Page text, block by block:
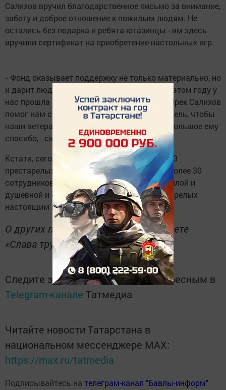
Салихов вручил благодарственное письмо за внимание,
заботу и доброе отношение к пожилым людям. Не
остались без подарка и ребята-ютазинцы - им здесь
вручили сертификат на приобретение настольных игр.
- Фонд оказывает поддержку не только материально, но
и дарит людям радость, душевное тепло. В этом году у
нас прошла акция «Дорогой наш ветеран» Ирек Салихов
помог нам с оснащением комнат, купил мебель, чтобы
наши ветераны жили в хороших условиях. Большое ему
спасибо, - сказала Татьяна Калимуллина.
Кстати, сегодня в учреждении пребывают 53
престарелых и инвалида, их обслуживают более 30
сотрудников. Встреча получилась очень теплой и
душевной и стала для жителей дома престарелых
настоящим праздником.
О других подробностях читайте в газете
«Слава труду» 14 декабря.
Следите за самым важным и интересным в
Telegram-канале Татмедиа
Читайте новости Татарстана в
национальном мессенджере MАХ:
https://max.ru/tatmedia
Подписывайтесь на телеграм-канал "Бавлы-информ"